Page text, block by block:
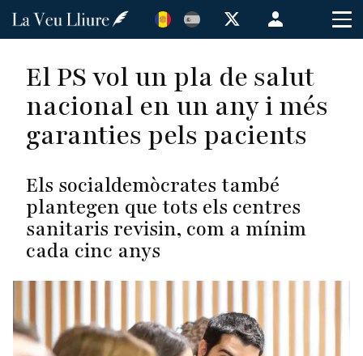
Vés
Menú
de
cuenta
de
usuario
El PS vol un pla de salut
nacional en un any i més
garanties pels pacients
Els socialdemòcrates també
plantegen que tots els centres
sanitaris revisin, com a mínim
cada cinc anys